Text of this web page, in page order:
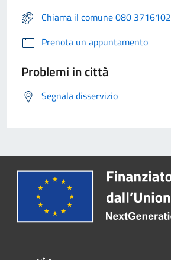
Chiama il comune 080 3716102
Prenota un appuntamento
Problemi in città
Segnala disservizio